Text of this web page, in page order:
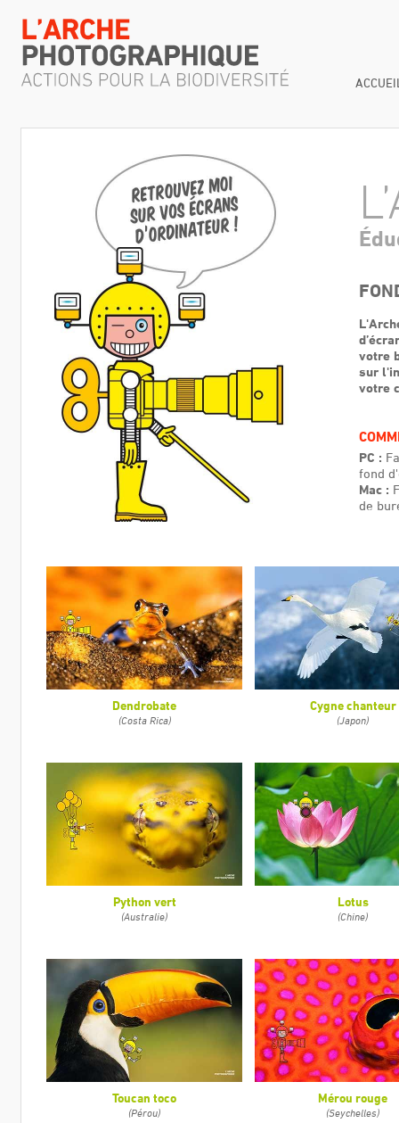
votre
sur
votre
PC :
fond
Mac :
de
Dendrobate
(Costa Rica)
Cygne chanteur
(Japon)
Python vert
(Australie)
Lotus
(Chine)
Toucan toco
(Pérou)
Mérou rouge
(Seychelles)